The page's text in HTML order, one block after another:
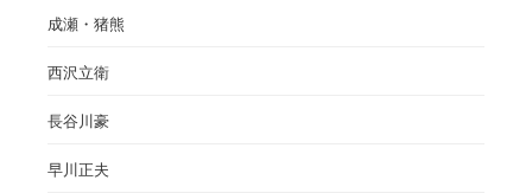
成瀬・猪熊
西沢立衛
長谷川豪
早川正夫